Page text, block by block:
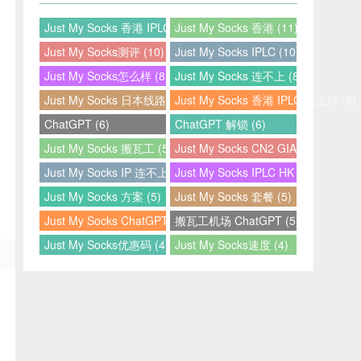
Just My Socks 香港 IPLC (12)Just My Socks 香港 (11)
Just My Socks测评 (10)
Just My Socks IPLC (10)
Just My Socks怎么样 (8) Just My Socks 连不上 (8)
Just My Socks 日本线路 (7)Just My Socks 香港 IPLC 怎么样 (6)
ChatGPT (6)
ChatGPT 解锁 (6)
Just My Socks 搬瓦工 (5) Just My Socks CN2 GIA (5)
Just My Socks IP 连不上 (5)Just My Socks IPLC HK (5)
Just My Socks 方案 (5)
Just My Socks 套餐 (5)
Just My Socks ChatGPT (5)搬瓦工机场 ChatGPT (5)
Just My Socks优惠码 (4) Just My Socks速度 (4)